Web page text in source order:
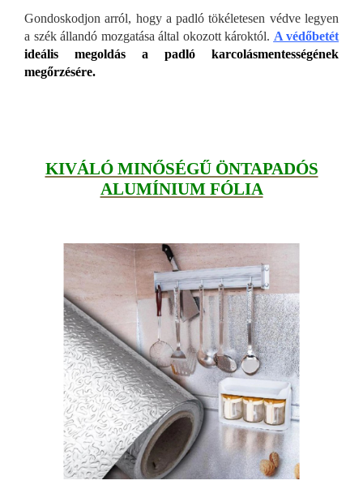
Gondoskodjon arról, hogy a padló tökéletesen védve legyen
a szék állandó mozgatása által okozott károktól. A védőbetét
ideális megoldás a padló karcolásmentességének
megőrzésére.
KIVÁLÓ MINŐSÉGŰ ÖNTAPADÓS
ALUMÍNIUM FÓLIA